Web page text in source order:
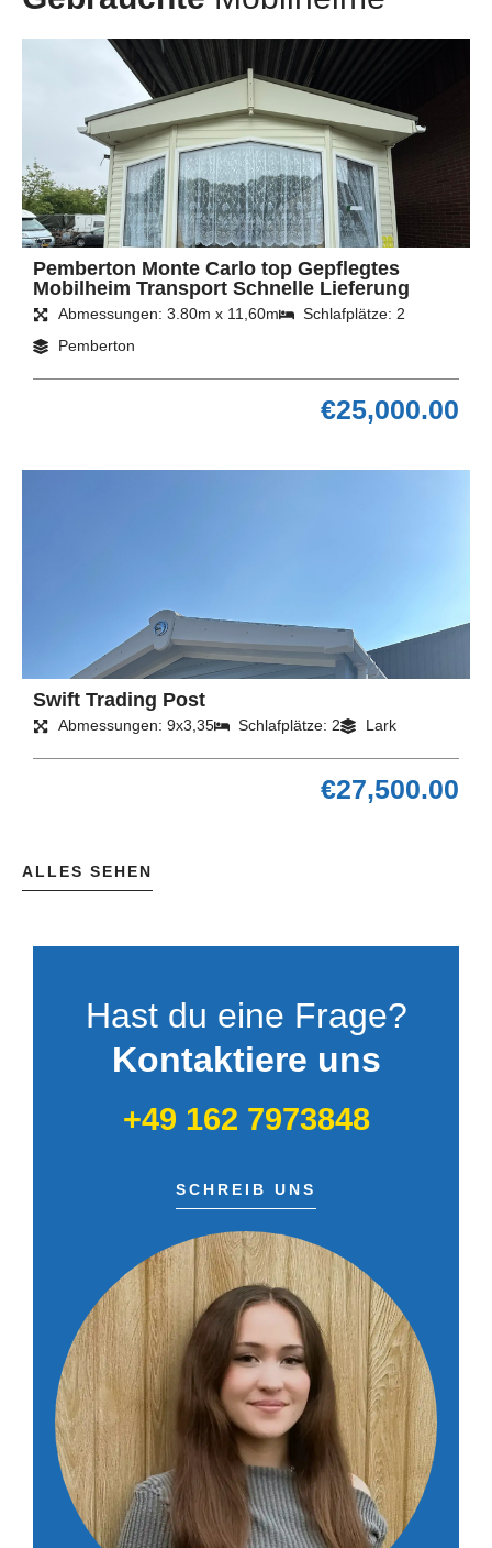
Pemberton Monte Carlo top Gepflegtes
Mobilheim Transport Schnelle Lieferung
Abmessungen: 3.80m x 11,60m
Schlafplätze: 2
Pemberton
€25,000.00
Swift Trading Post
Abmessungen: 9x3,35 Schlafplätze: 2 Lark
€27,500.00
ALLES SEHEN
Hast du eine Frage?
Kontaktiere uns
+49 162 7973848
SCHREIB UNS